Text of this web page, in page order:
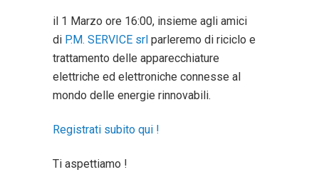
il 1 Marzo ore 16:00, insieme agli amici
di P.M. SERVICE srl parleremo di riciclo e
trattamento delle apparecchiature
elettriche ed elettroniche connesse al
mondo delle energie rinnovabili.
Registrati subito qui !
Ti aspettiamo !